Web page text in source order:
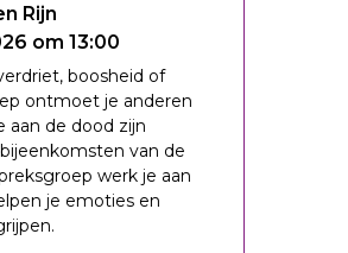
Rijn
om 13:00
boosheid of
ontmoet je anderen
aan de dood zijn
van de
werk je aan
je emoties en